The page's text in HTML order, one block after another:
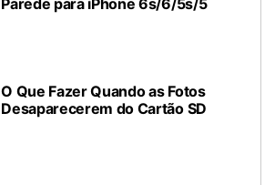
O Que Fazer Quando as Fotos
Desaparecerem do Cartão SD